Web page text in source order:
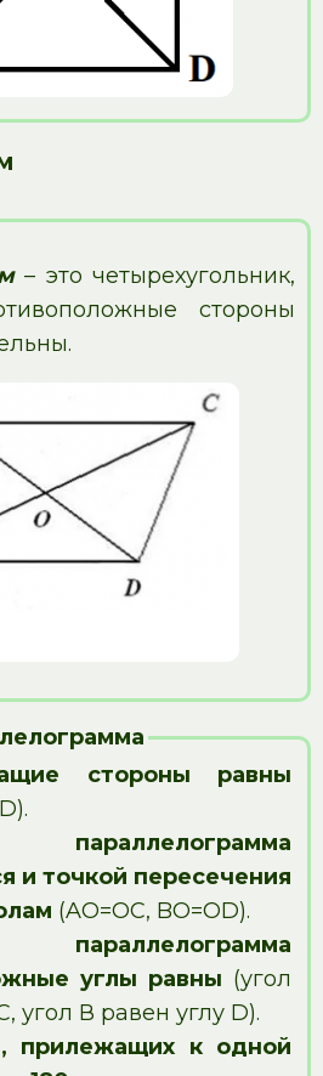
– это четырехугольник,
стороны
стороны равны
параллелограмма
и точкой пересечения
(AO=OC, BO=OD).
углы равны (угол
угол В равен углу D).
прилежащих к одной